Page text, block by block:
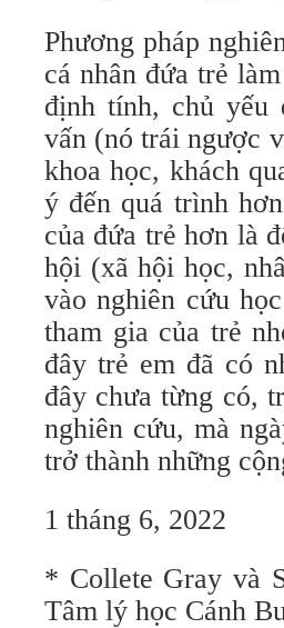
Phương pháp
cá nhân đứa trẻ
định tính, chủ yếu
vấn (nó trái ngược
khoa học, khách
ý đến quá trình
của đứa trẻ hơn là
hội (xã hội học,
vào nghiên cứu
tham gia của trẻ
đây trẻ em đã có
đây chưa từng có,
nghiên cứu, mà
trở thành những
1 tháng 6, 2022
* Collete Gray và
Tâm lý học Cánh